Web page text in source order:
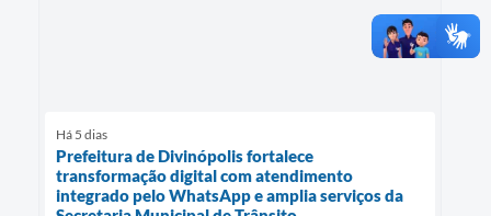
Há 5 dias
Prefeitura de Divinópolis fortalece
transformação digital com atendimento
integrado pelo WhatsApp e amplia serviços da